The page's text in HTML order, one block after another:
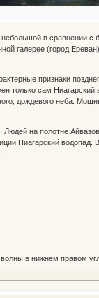
в сравнении с
галерее (город Ереван).
признаки
только сам
дождевого неба.
на полотне
Ниагарский водопад.
в нижнем правом